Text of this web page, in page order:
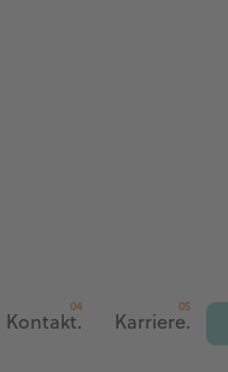
Kontakt. Karriere.